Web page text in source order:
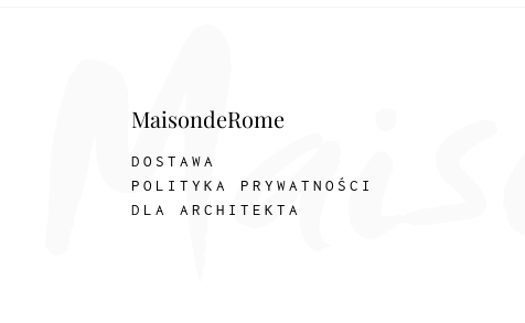
MaisondeRome
DOSTAWA
POLITYKA PRYWATNOŚCI
DLA ARCHITEKTA